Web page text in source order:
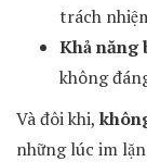
trách
Khả năng
không
Và đôi khi,
những lúc im